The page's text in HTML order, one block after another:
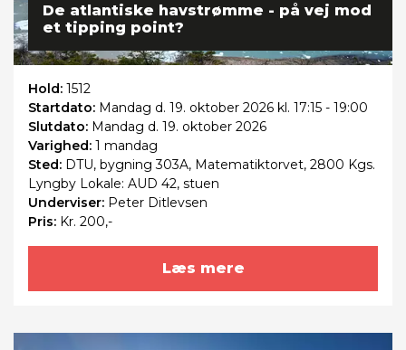
De atlantiske havstrømme - på vej mod
et tipping point?
Hold: 1512
Startdato: Mandag d. 19. oktober 2026 kl. 17:15 - 19:00
Slutdato: Mandag d. 19. oktober 2026
Varighed: 1 mandag
Sted: DTU, bygning 303A, Matematiktorvet, 2800 Kgs.
Lyngby Lokale: AUD 42, stuen
Underviser: Peter Ditlevsen
Pris: Kr. 200,-
Læs mere